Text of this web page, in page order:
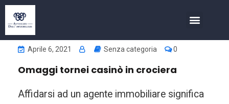
Aprile 6, 2021 Senza categoria 0
Omaggi tornei casinò in crociera
Affidarsi ad un agente immobiliare significa